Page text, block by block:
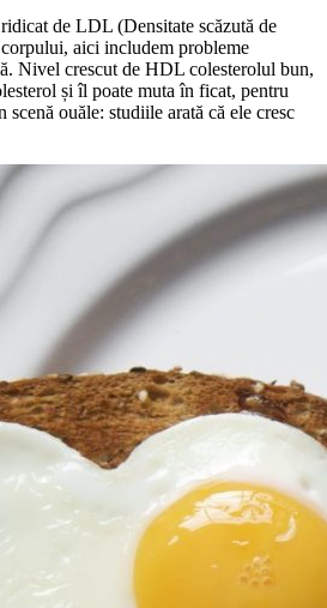
de LDL (Densitate scăzută de
aici includem probleme
Nivel crescut de HDL colesterolul bun,
și îl poate muta în ficat, pentru
ouăle: studiile arată că ele cresc